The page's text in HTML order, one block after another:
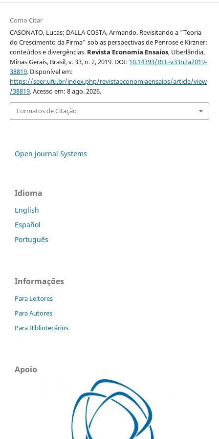
Como Citar
CASONATO, Lucas; DALLA COSTA, Armando. Revisitando a "Teoria
do Crescimento da Firma" sob as perspectivas de Penrose e Kirzner:
conteúdos e divergências. Revista Economia Ensaios, Uberlândia,
Minas Gerais, Brasil, v. 33, n. 2, 2019. DOI: 10.14393/REE-v33n2a2019-
38819. Disponível em:
https://seer.ufu.br/index.php/revistaeconomiaensaios/article/view
/38819. Acesso em: 8 ago. 2026.
Formatos de Citação
Open Journal Systems
Idioma
English
Español
Português
Informações
Para Leitores
Para Autores
Para Bibliotecários
Apoio